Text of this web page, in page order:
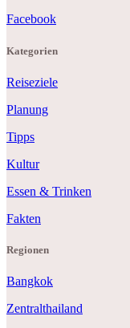
Facebook
Kategorien
Reiseziele
Planung
Tipps
Kultur
Essen & Trinken
Fakten
Regionen
Bangkok
Zentralthailand